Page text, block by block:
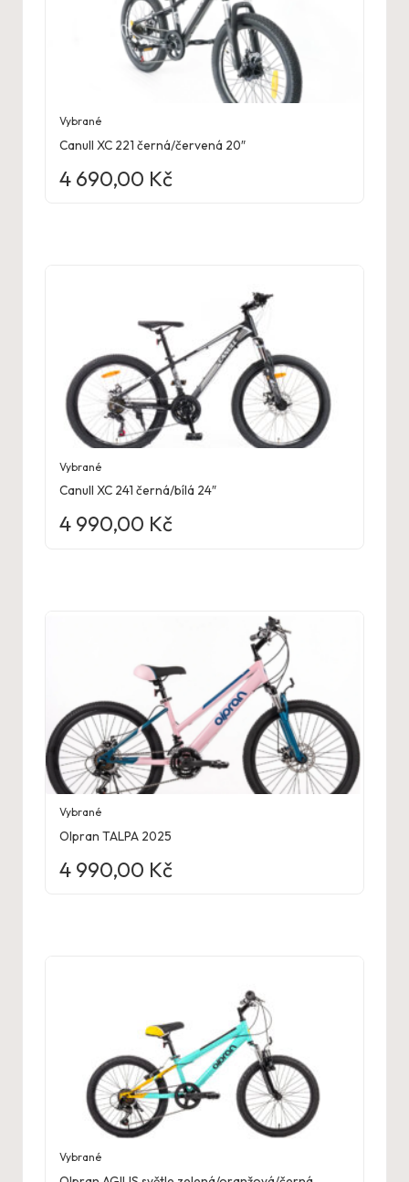
Vybrané
Canull XC 221 černá/červená 20″
4 690,00 Kč
Vybrané
Canull XC 241 černá/bílá 24″
4 990,00 Kč
Vybrané
Olpran TALPA 2025
4 990,00 Kč
Vybrané